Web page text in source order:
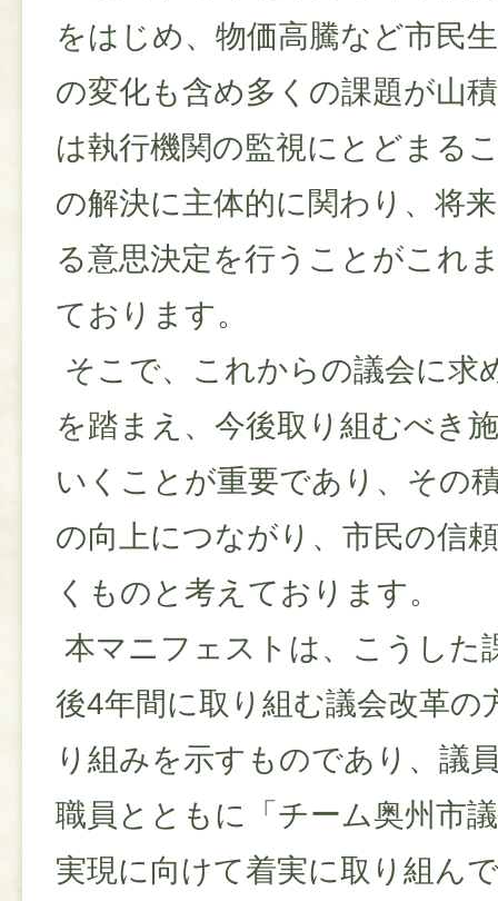
をはじめ、物価高騰など市民
の変化も含め多くの課題が山
は執行機関の監視にとどまる
の解決に主体的に関わり、将
る意思決定を行うことがこれ
ております。
そこで、これからの議会に求
を踏まえ、今後取り組むべき
いくことが重要であり、その
の向上につながり、市民の信
くものと考えております。
本マニフェストは、こうした
後4年間に取り組む議会改革の
り組みを示すものであり、議
職員とともに「チーム奥州市
実現に向けて着実に取り組ん